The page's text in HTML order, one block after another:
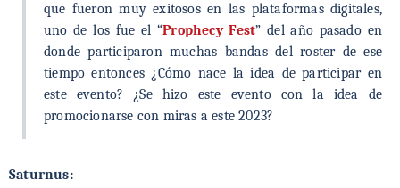
que fueron muy exitosos en las plataformas digitales,
uno de los fue el “Prophecy Fest” del año pasado en
donde participaron muchas bandas del roster de ese
tiempo entonces ¿Cómo nace la idea de participar en
este evento? ¿Se hizo este evento con la idea de
promocionarse con miras a este 2023?
Saturnus: